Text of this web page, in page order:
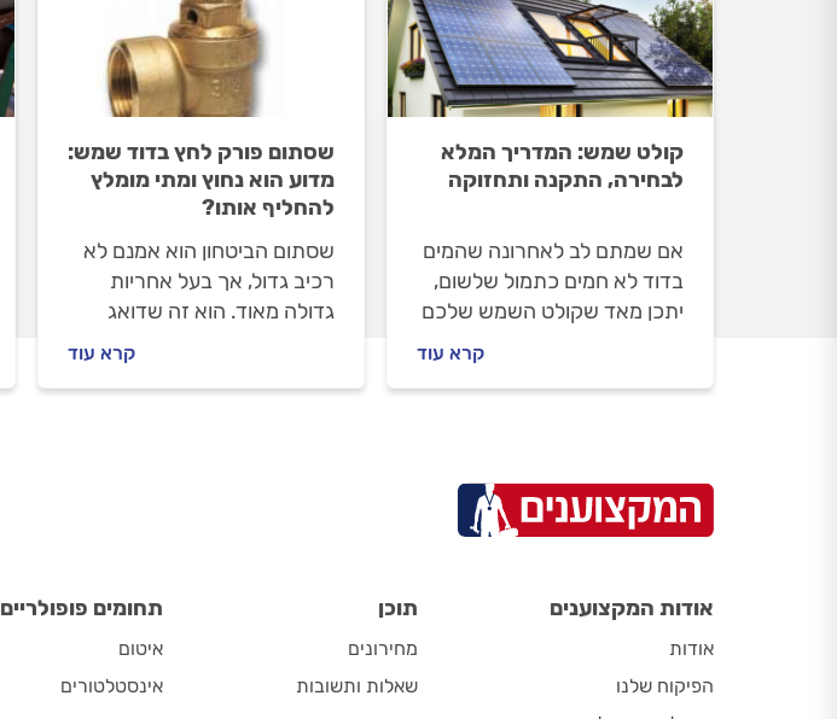
קולט שמש: המדריך המלא
לבחירה, התקנה ותחזוקה
אם שמתם לב לאחרונה שהמים
בדוד לא חמים כתמול שלשום,
יתכן מאד שקולט השמש שלכם
יתאים לדוד השמש שלכם מה
קרא עוד
שסתום פורק לחץ בדוד שמש:
מדוע הוא נחוץ ומתי מומלץ
להחליף אותו?
שסתום הביטחון הוא אמנם לא
רכיב גדול, אך בעל אחריות
גדולה מאוד. הוא זה שדואג
פיצוץ. איך מחליפים אותו, מה
קרא עוד
אודות המקצוענים
אודות
הפיקוח שלנו
תוכן
מחירונים
שאלות ותשובות
תחומים פופולריים
איטום
אינסטלטורים